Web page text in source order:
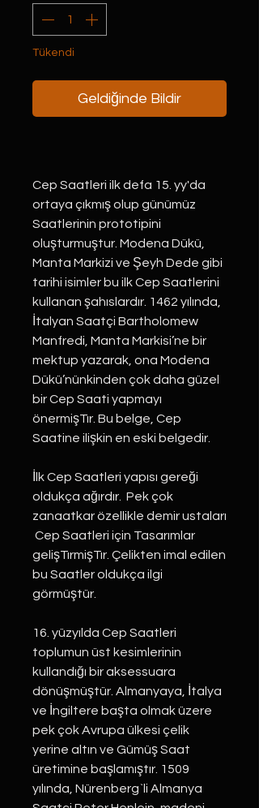
Tükendi
Geldiğinde Bildir
Cep Saatleri ilk defa 15. yy'da
ortaya çıkmış olup günümüz
Saatlerinin prototipini
oluşturmuştur. Modena Dükü,
Manta Markizi ve Şeyh Dede gibi
tarihi isimler bu ilk Cep Saatlerini
kullanan şahıslardır. 1462 yılında,
İtalyan Saatçi Bartholomew
Manfredi, Manta Markisi’ne bir
mektup yazarak, ona Modena
Dükü’nünkinden çok daha güzel
bir Cep Saati yapmayı
önermişTır. Bu belge, Cep
Saatine ilişkin en eski belgedir.
İlk Cep Saatleri yapısı gereği
oldukça ağırdır. Pek çok
zanaatkar özellikle demir ustaları
Cep Saatleri için Tasarımlar
gelişTırmişTır. Çelikten imal edilen
bu Saatler oldukça ilgi
görmüştür.
16. yüzyılda Cep Saatleri
toplumun üst kesimlerinin
kullandığı bir aksessuara
dönüşmüştür. Almanyaya, İtalya
ve İngiltere başta olmak üzere
pek çok Avrupa ülkesi çelik
yerine altın ve Gümüş Saat
üretimine başlamıştır. 1509
yılında, Nürenberg`li Almanya